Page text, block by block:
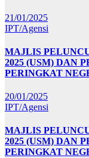
21/01/2025
IPT/Agensi
MAJLIS
2025 (USM) DAN
PERINGKAT
20/01/2025
IPT/Agensi
MAJLIS
2025 (USM) DAN
PERINGKAT